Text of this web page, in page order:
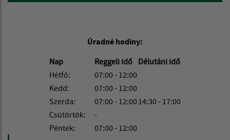
Úradné hodiny:
Nap
Reggeli idő Délutáni idő
Hétfő:
07:00 - 12:00
Kedd:
07:00 - 12:00
Szerda:
07:00 - 12:0014:30 - 17:00
Csütörtök:
-
Péntek:
07:00 - 12:00